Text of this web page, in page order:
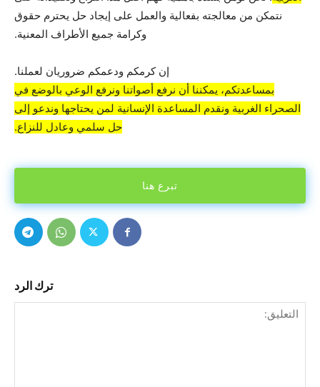
نتمكن من معالجته بفعالية والعمل على إيجاد حل يحترم حقوق
وكرامة جميع الأطراف المعنية.
إن كرمكم ودعمكم ضروريان لعملنا.
بمساعدتكم، يمكننا أن نرفع أصواتنا ونرفع الوعي بالوضع في
الصحراء الغربية ونقدم المساعدة الإنسانية لمن يحتاجها وندعو إلى
حل سلمي وعادل للنزاع.
تبرع هنا
ترك الرد